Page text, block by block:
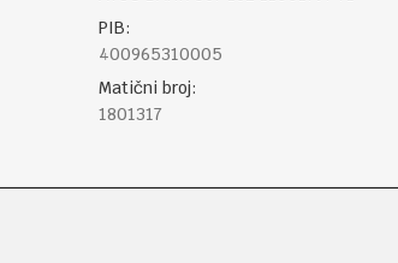
PIB:
400965310005
Matični broj:
1801317